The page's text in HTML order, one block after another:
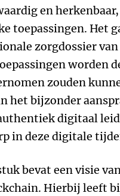
en
toepassingen. Het
zorgdossier van
worden
zouden
het bijzonder
digitaal
in deze digitale
bevat een visie
Hierbij leeft